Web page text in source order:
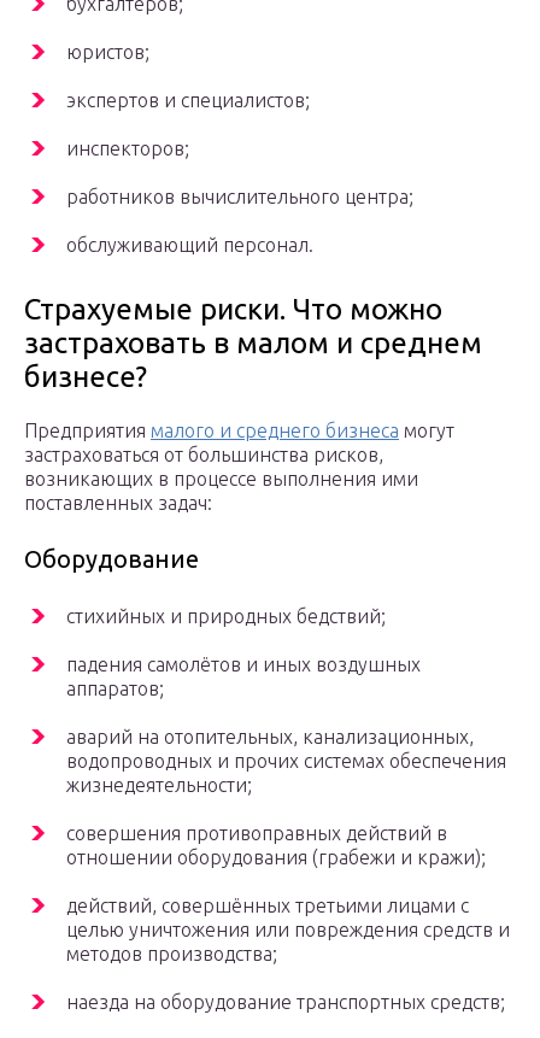
юристов;
экспертов и специалистов;
инспекторов;
работников вычислительного центра;
обслуживающий персонал.
Страхуемые риски. Что можно
застраховать в малом и среднем
бизнесе?
Предприятия малого и среднего бизнеса могут
застраховаться от большинства рисков,
возникающих в процессе выполнения ими
поставленных задач:
Оборудование
стихийных и природных бедствий;
падения самолётов и иных воздушных
аппаратов;
аварий на отопительных, канализационных,
водопроводных и прочих системах обеспечения
жизнедеятельности;
совершения противоправных действий в
отношении оборудования (грабежи и кражи);
действий, совершённых третьими лицами с
целью уничтожения или повреждения средств и
методов производства;
наезда на оборудование транспортных средств;